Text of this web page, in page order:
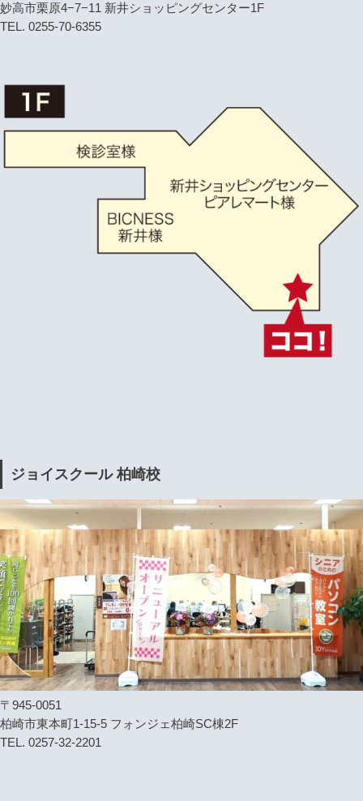
妙高市栗原4−7−11 新井ショッピングセンター1F
TEL. 0255-70-6355
ジョイスクール 柏崎校
〒945-0051
柏崎市東本町1-15-5 フォンジェ柏崎SC棟2F
TEL. 0257-32-2201